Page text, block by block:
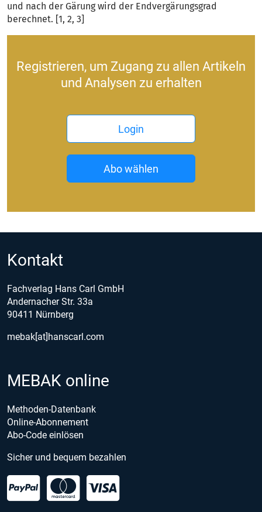
und nach der Gärung wird der Endvergärungsgrad
berechnet. [1, 2, 3]
Registrieren, um Zugang zu allen Artikeln
und Analysen zu erhalten
Login
Abo wählen
Kontakt
Fachverlag Hans Carl GmbH
Andernacher Str. 33a
90411 Nürnberg
mebak[at]hanscarl.com
MEBAK online
Methoden-Datenbank
Online-Abonnement
Abo-Code einlösen
Sicher und bequem bezahlen